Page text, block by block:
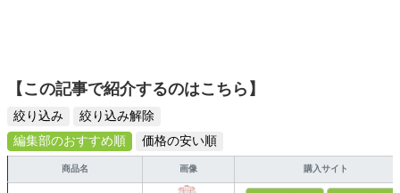
【この記事で紹介するのはこちら】
絞り込み
絞り込み解除
編集部のおすすめ順
価格の安い順
商品名 画像 購入サイト